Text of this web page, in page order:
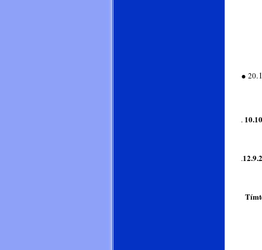
. 20
.
.